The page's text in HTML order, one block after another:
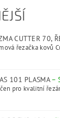
CUTTER 70,
řezačka kovů
101 PLASMA–
pro kvalitní